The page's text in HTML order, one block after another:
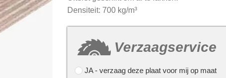
Densiteit: 700 kg/m³
Verzaagservice
JA- verzaag deze plaat voor mij op maat